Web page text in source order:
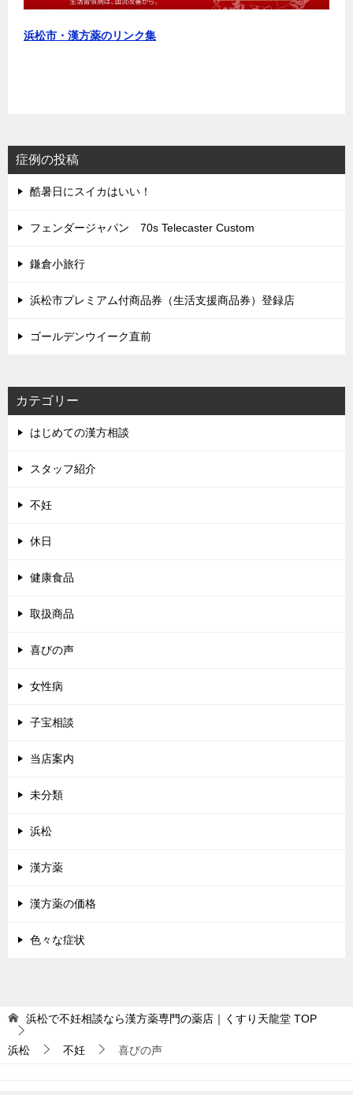
浜松市・漢方薬のリンク集
症例の投稿
酷暑日にスイカはいい！
フェンダージャパン 70s Telecaster Custom
鎌倉小旅行
浜松市プレミアム付商品券（生活支援商品券）登録店
ゴールデンウイーク直前
カテゴリー
はじめての漢方相談
スタッフ紹介
不妊
休日
健康食品
取扱商品
喜びの声
女性病
子宝相談
当店案内
未分類
浜松
漢方薬
漢方薬の価格
色々な症状
浜松で不妊相談なら漢方薬専門の薬店｜くすり天龍堂 TOP
浜松 不妊 喜びの声